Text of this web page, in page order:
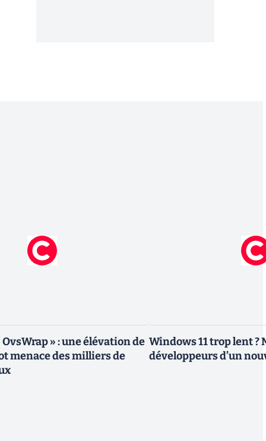
» : une élévation de
menace des milliers de
Windows 11 trop lent ?
développeurs d’un